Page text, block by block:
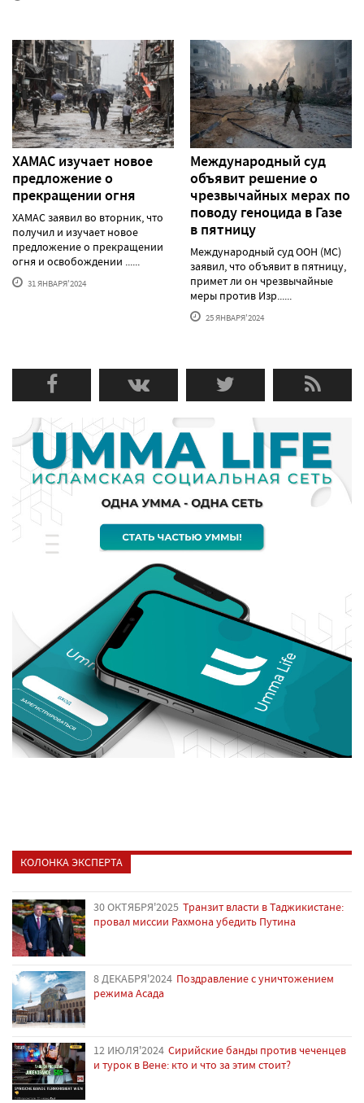
ХАМАС изучает новое
предложение о
прекращении огня
ХАМАС заявил во вторник, что
получил и изучает новое
предложение о прекращении
огня и освобождении ......
31 ЯНВАРЯ'2024
Международный суд
объявит решение о
чрезвычайных мерах по
поводу геноцида в Газе
в пятницу
Международный суд ООН (МС)
заявил, что объявит в пятницу,
примет ли он чрезвычайные
меры против Изр......
25 ЯНВАРЯ'2024
КОЛОНКА ЭКСПЕРТА
30 ОКТЯБРЯ'2025 Транзит власти в Таджикистане:
провал миссии Рахмона убедить Путина
8 ДЕКАБРЯ'2024 Поздравление с уничтожением
режима Асада
12 ИЮЛЯ'2024 Сирийские банды против чеченцев
и турок в Вене: кто и что за этим стоит?